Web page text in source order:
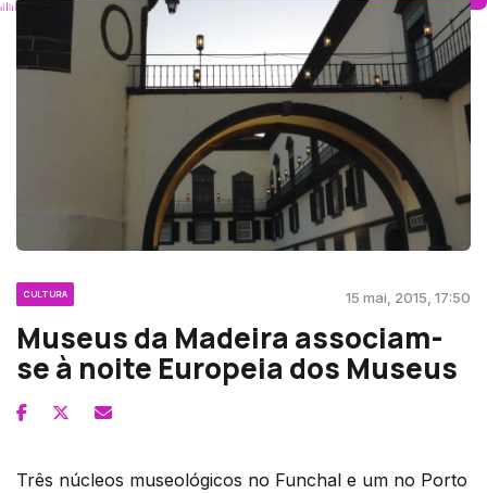
CULTURA 15 mai, 2015, 17:50
Museus da Madeira associam-
se à noite Europeia dos Museus
Três núcleos museológicos no Funchal e um no Porto